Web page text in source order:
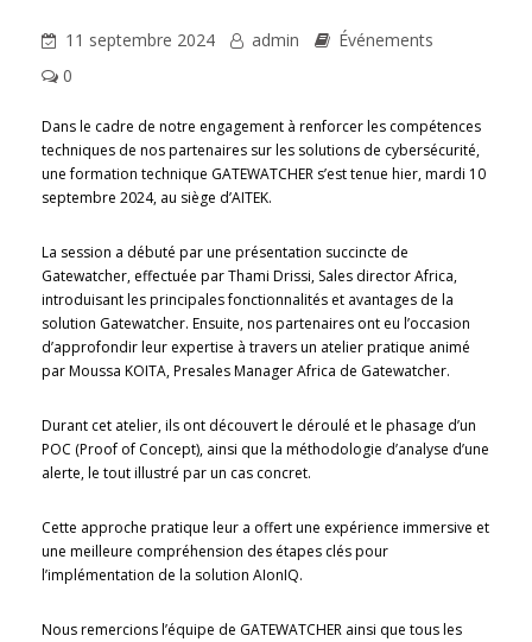
11 septembre 2024 admin
Événements
0
Dans le cadre de notre engagement à renforcer les compétences
techniques de nos partenaires sur les solutions de cybersécurité,
une formation technique GATEWATCHER s’est tenue hier, mardi 10
septembre 2024, au siège d’AITEK.
La session a débuté par une présentation succincte de
Gatewatcher, effectuée par Thami Drissi, Sales director Africa,
introduisant les principales fonctionnalités et avantages de la
solution Gatewatcher. Ensuite, nos partenaires ont eu l’occasion
d’approfondir leur expertise à travers un atelier pratique animé
par Moussa KOITA, Presales Manager Africa de Gatewatcher.
Durant cet atelier, ils ont découvert le déroulé et le phasage d’un
POC (Proof of Concept), ainsi que la méthodologie d’analyse d’une
alerte, le tout illustré par un cas concret.
Cette approche pratique leur a offert une expérience immersive et
une meilleure compréhension des étapes clés pour
l’implémentation de la solution AIonIQ.
Nous remercions l’équipe de GATEWATCHER ainsi que tous les